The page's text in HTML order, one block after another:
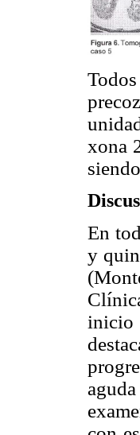
xona
En
y
inicio